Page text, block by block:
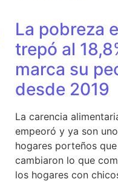
La pobreza
trepó al
marca su
desde 2019
La carencia
empeoró y ya son
hogares porteños
cambiaron lo que
los hogares con